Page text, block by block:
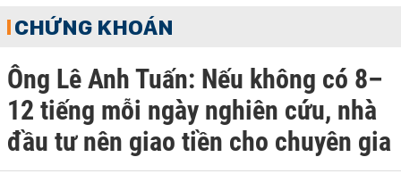
CHỨNG KHOÁN
Ông Lê Anh Tuấn: Nếu không có 8–
12 tiếng mỗi ngày nghiên cứu, nhà
đầu tư nên giao tiền cho chuyên gia